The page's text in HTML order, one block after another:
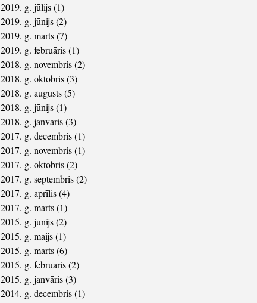
2019. g. jūlijs(1)
2019. g. jūnijs(2)
2019. g. marts(7)
2019. g. februāris(1)
2018. g. novembris(2)
2018. g. oktobris(3)
2018. g. augusts(5)
2018. g. jūnijs(1)
2018. g. janvāris(3)
2017. g. decembris(1)
2017. g. novembris(1)
2017. g. oktobris(2)
2017. g. septembris(2)
2017. g. aprīlis(4)
2017. g. marts(1)
2015. g. jūnijs(2)
2015. g. maijs(1)
2015. g. marts(6)
2015. g. februāris(2)
2015. g. janvāris(3)
2014. g. decembris(1)